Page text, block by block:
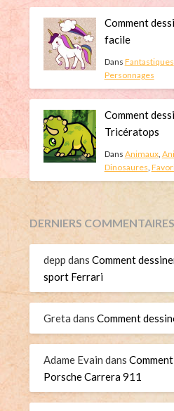
Comment
facile
Dans Fantastiques
Personnages
Comment
Tricératops
Dans Animaux,
Dinosaures,
DERNIERS COMMENTAIRES
depp dansComment
sport Ferrari
Greta dansComment
Adame Evain dans
Porsche Carrera 911